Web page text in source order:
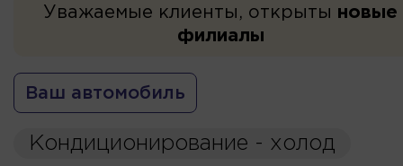
Уважаемые клиенты, открыты новые
филиалы
Ваш автомобиль
Кондиционирование - холод